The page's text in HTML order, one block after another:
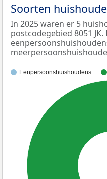
Soorten
In 2025 waren er 5
postcodegebied 8051 JK.
Eenpersoonshuishoudens